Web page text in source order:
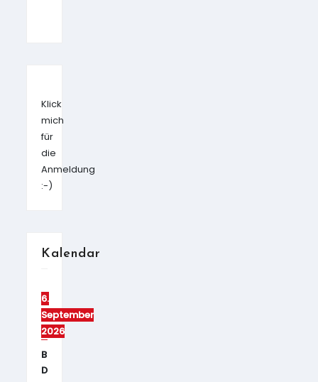
Klick
mich
für
die
Anmeldung
:-)
Kalendar
6.
September
2026
Beachturnier
Damen/Herren